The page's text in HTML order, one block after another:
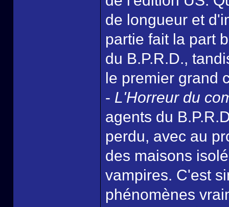
de longueur et
partie fait la part
du B.P.R.D.,
le premier grand
- L'Horreur du
agents du
perdu, avec au
des maisons
vampires. C'est
phénomènes